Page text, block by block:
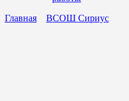
Главная ВСОШ Сириус